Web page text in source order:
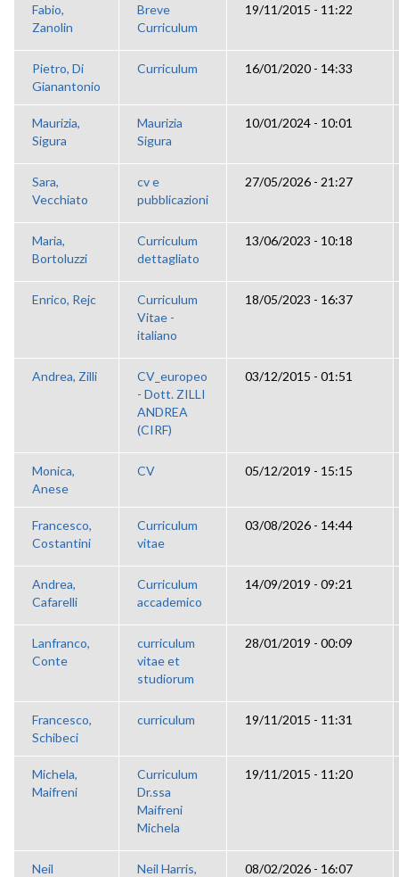
Fabio,
Zanolin
Breve
Curriculum
19/11/2015 - 11:22
Pietro, Di
Gianantonio
Curriculum 16/01/2020 - 14:33
Maurizia,
Sigura
Maurizia
Sigura
10/01/2024 - 10:01
Sara,
Vecchiato
cv e
pubblicazioni
27/05/2026 - 21:27
Maria,
Bortoluzzi
Curriculum
dettagliato
13/06/2023 - 10:18
Enrico, Rejc
Curriculum
Vitae -
italiano
18/05/2023 - 16:37
Andrea, Zilli
CV_europeo
- Dott. ZILLI
ANDREA
(CIRF)
03/12/2015 - 01:51
Monica,
Anese
CV 05/12/2019 - 15:15
Francesco,
Costantini
Curriculum
vitae
03/08/2026 - 14:44
Andrea,
Cafarelli
Curriculum
accademico
14/09/2019 - 09:21
Lanfranco,
Conte
curriculum
vitae et
studiorum
28/01/2019 - 00:09
Francesco,
Schibeci
curriculum 19/11/2015 - 11:31
Michela,
Maifreni
Curriculum
Dr.ssa
Maifreni
Michela
19/11/2015 - 11:20
Neil
Neil Harris,
08/02/2026 - 16:07